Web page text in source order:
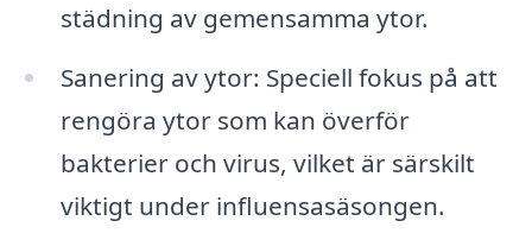
städning av gemensamma ytor.
Sanering av ytor: Speciell fokus på att
rengöra ytor som kan överför
bakterier och virus, vilket är särskilt
viktigt under influensasäsongen.